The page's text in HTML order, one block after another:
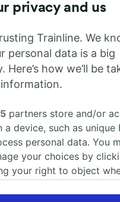
Milano Centrale
reise fra Rho til Milano
en avstand på rundt 13
privacy and us
Trainline. We
personal data is a big
Here’s how we’ll be
partners store and/or
a device, such as unique
personal data. You
your choices by
your right to object
page. These choices